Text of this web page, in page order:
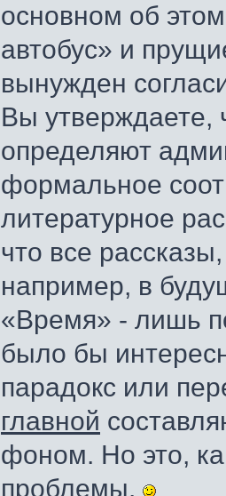
основном об
автобус» и
вынужден
Вы утверждаете,
определяют
формальное
литературное
что все
например, в
«Время» - лишь
было бы
парадокс или
главной
фоном. Но это,
проблемы.